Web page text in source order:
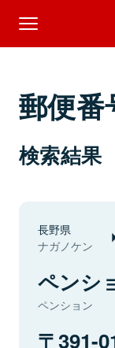
郵便番
検索結果
長野県
ナガノケン
ペンシ
ペンション
391-